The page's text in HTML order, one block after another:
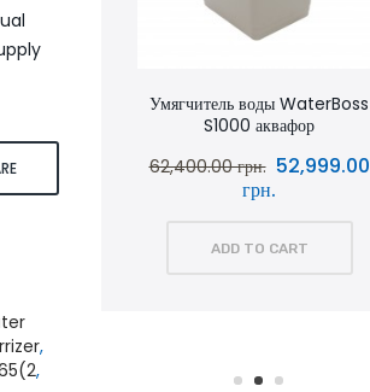
,
,
Умягчитель воды WaterBoss
S1000 аквафор
62,400.00 грн. 52,999.00
грн.
ADD TO CART